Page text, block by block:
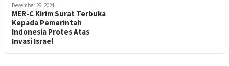
Desember 29, 2024
MER-C Kirim Surat Terbuka
Kepada Pemerintah
Indonesia Protes Atas
Invasi Israel